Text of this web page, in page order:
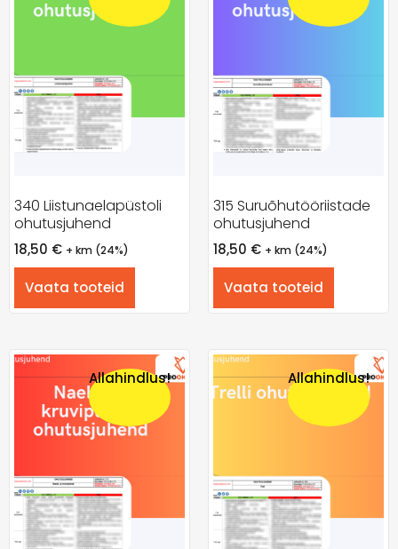
340 Liistunaelapüstoli
ohutusjuhend
18,50 € + km (24%)
Vaata tooteid
315 Suruõhutööriistade
ohutusjuhend
18,50 € + km (24%)
Vaata tooteid
Allahindlus! Allahindlus!